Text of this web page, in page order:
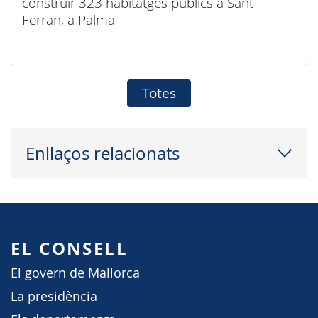
Ferran, a Palma
Totes
Enllaços relacionats
EL CONSELL
El govern de Mallorca
La presidència